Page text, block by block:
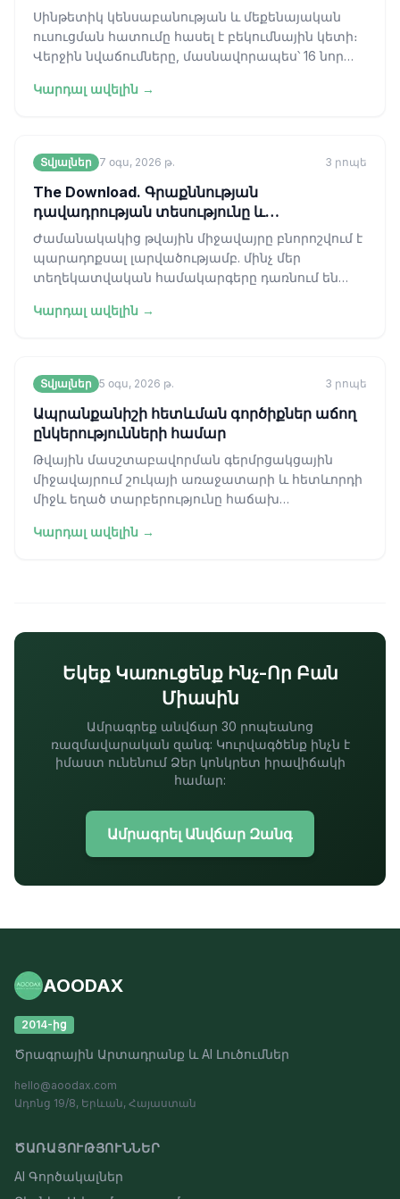
Սինթետիկ կենսաբանության և մեքենայական
ուսուցման հատումը հասել է բեկումնային կետի։
Վերջին նվաճումները, մասնավորապես՝ 16 նոր
Կարդալ ավելին →
Տվյալներ 7 օգս, 2026 թ. 3 րոպե
The Download. Գրաքննության
դավադրության տեսությունը և
արհեստական բանականության կողմից
ստեղծված առաջին վիրուսը
Ժամանակակից թվային միջավայրը բնորոշվում է
պարադոքսալ լարվածությամբ. մինչ մեր
տեղեկատվական համակարգերը դառնում են
հա
Կարդալ ավելին →
Տվյալներ 5 օգս, 2026 թ. 3 րոպե
Ապրանքանիշի հետևման գործիքներ աճող
ընկերությունների համար
Թվային մասշտաբավորման գերմրցակցային
միջավայրում շուկայի առաջատարի և հետևորդի
միջև եղած տարբերությունը հաճախ
հստակությամբ։
Կարդալ ավելին →
Եկեք Կառուցենք Ինչ-Որ Բան
Միասին
Ամրագրեք անվճար 30 րոպեանոց
ռազմավարական զանգ: Կուրվագծենք ինչն է
իմաստ ունենում Ձեր կոնկրետ իրավիճակի
համար:
Ամրագրել Անվճար Զանգ
AOODAX
2014-ից
Ծրագրային Արտադրանք և AI Լուծումներ
hello@aoodax.com
Ադոնց 19/8, Երևան, Հայաստան
ԾԱՌԱՅՈՒԹՅՈՒՆՆԵՐ
AI Գործակալներ